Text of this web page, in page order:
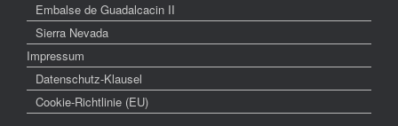
Embalse de Guadalcacin II
Sierra Nevada
Impressum
Datenschutz-Klausel
Cookie-Richtlinie (EU)